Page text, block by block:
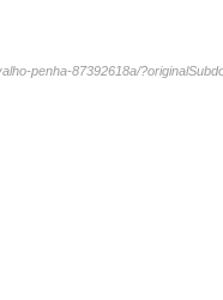
penha-87392618a/